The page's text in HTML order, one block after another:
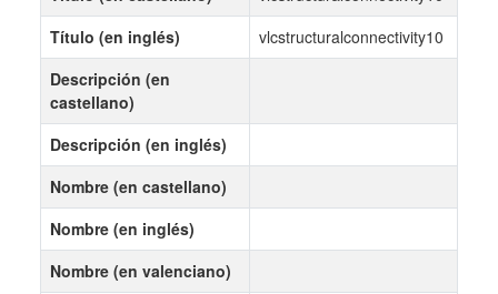
Título (en inglés)
vlcstructuralconnectivity10
Descripción (en
castellano)
Descripción (en inglés)
Nombre (en castellano)
Nombre (en inglés)
Nombre (en valenciano)